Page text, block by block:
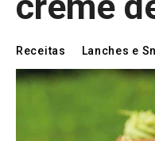
Receitas Lanches e